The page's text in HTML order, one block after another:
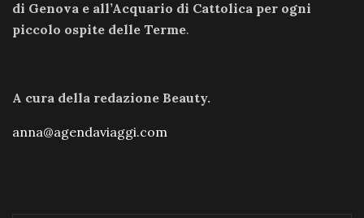
di Genova e all’Acquario di Cattolica per ogni
piccolo ospite delle Terme.
A cura della redazione Beauty.
anna@agendaviaggi.com